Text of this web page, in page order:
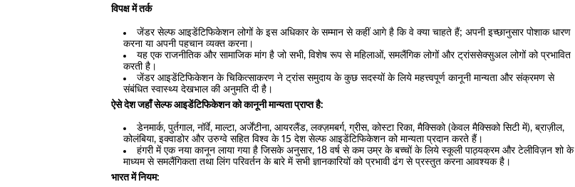
विपक्ष में तर्क
जेंडर सेल्फ आइडेंटिफिकेशन लोगों के इस अधिकार के सम्मान से कहीं आगे है कि वे क्या चाहते हैं; अपनी इच्छानुसार पोशाक धारण
करना या अपनी पहचान व्यक्त करना।
यह एक राजनीतिक और सामाजिक मांग है जो सभी, विशेष रूप से महिलाओं, समलैंगिक लोगों और ट्रांससेक्सुअल लोगों को प्रभावित
करती है।
जेंडर आइडेंटिफिकेशन के चिकित्साकरण ने ट्रांस समुदाय के कुछ सदस्यों के लिये महत्त्वपूर्ण कानूनी मान्यता और संक्रमण से
संबंधित स्वास्थ्य देखभाल की अनुमति दी है।
ऐसे देश जहांँ सेल्फ आइडेंटिफिकेशन को कानूनी मान्यता प्राप्त है:
डेनमार्क, पुर्तगाल, नॉर्वे, माल्टा, अर्जेंटीना, आयरलैंड, लक्ज़मबर्ग, ग्रीस, कोस्टा रिका, मैक्सिको (केवल मैक्सिको सिटी में), ब्राज़ील,
कोलंबिया, इक्वाडोर और उरुग्वे सहित विश्व के 15 देश सेल्फ आइडेंटिफिकेशन को मान्यता प्रदान करते हैं।
हंगरी में एक नया कानून लाया गया है जिसके अनुसार, 18 वर्ष से कम उम्र के बच्चों के लिये स्कूली पाठ्यक्रम और टेलीविज़न शो के
माध्यम से समलैंगिकता तथा लिंग परिवर्तन के बारे में सभी ज्ञानकारियों को प्रभावी ढंग से प्रस्तुत करना आवश्यक है।
भारत में नियम: